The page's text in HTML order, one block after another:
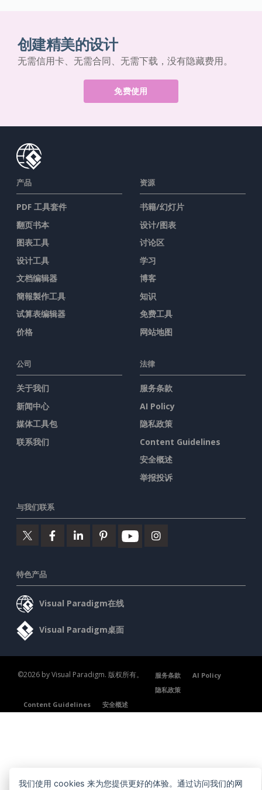
创建精美的设计
无需信用卡、无需合同、无需下载，没有隐藏费用。
免费使用
产品
PDF 工具套件
翻页书本
图表工具
设计工具
文档编辑器
簡報製作工具
试算表编辑器
价格
资源
书籍/幻灯片
设计/图表
讨论区
学习
博客
知识
免费工具
网站地图
公司
关于我们
新闻中心
媒体工具包
联系我们
法律
服务条款
AI Policy
隐私政策
Content Guidelines
安全概述
举报投诉
与我们联系
特色产品
Visual Paradigm在线
Visual Paradigm桌面
©2026 by Visual Paradigm. 版权所有。 服务条款
AI Policy
隐私政策
Content Guidelines
安全概述
我们使用 cookies 来为您提供更好的体验。通过访问我们的网